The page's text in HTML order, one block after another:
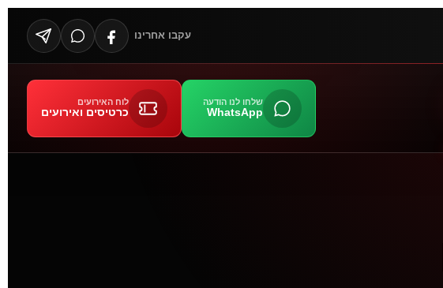
עקבו אחרינו
שלחו לנו הודעה
WhatsApp
לוח האירועים
כרטיסים ואירועים